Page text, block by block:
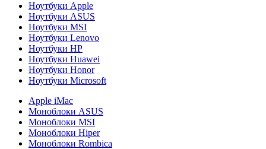
Ноутбуки Apple
Ноутбуки ASUS
Ноутбуки MSI
Ноутбуки Lenovo
Ноутбуки HP
Ноутбуки Huawei
Ноутбуки Honor
Ноутбуки Microsoft
Apple iMac
Моноблоки ASUS
Моноблоки MSI
Моноблоки Hiper
Моноблоки Rombica